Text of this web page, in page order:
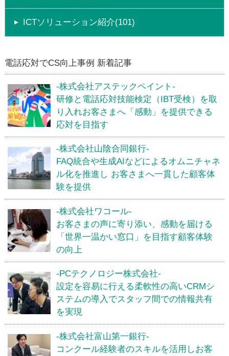
ICTソリューション紹介(101)
電話応対でCS向上事例 新着記事
-株式会社アステックペイント-
研修と電話応対技能検定（IBT受検）を取
り入れお客さまへ「感動」を提供できる
応対を目指す
-株式会社山陰合同銀行-
FAQ統合や生成AIなどによるオムニチャネ
ル化を推進し お客さまへ一貫した顧客体
験を提供
-株式会社ワコール-
お客さまの声に寄り添い、感動を届ける
「世界一温かい窓口」を目指す顧客体験
の向上
-PCテクノロジー株式会社-
設定を容易に行える柔軟性の高いCRMシ
ステムの導入でスタッフ間での情報共有
を実現
-株式会社富山第一銀行-
コンクール経験者のスキルを活用しお客